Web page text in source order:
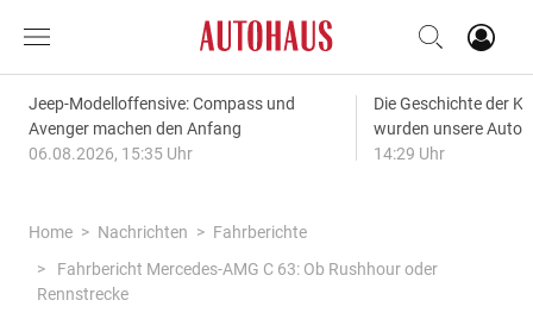
Jeep-Modelloffensive: Compass und
Avenger machen den Anfang
06.08.2026, 15:35 Uhr
Die Geschichte der
wurden unsere
14:29 Uhr
Home Nachrichten
Fahrberichte
Fahrbericht Mercedes-AMG C 63: Ob Rushhour oder
Rennstrecke